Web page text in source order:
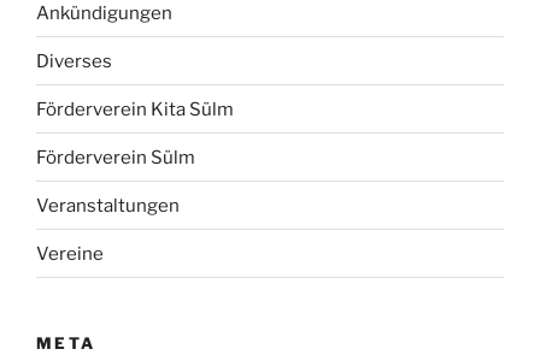
Ankündigungen
Diverses
Förderverein Kita Sülm
Förderverein Sülm
Veranstaltungen
Vereine
META